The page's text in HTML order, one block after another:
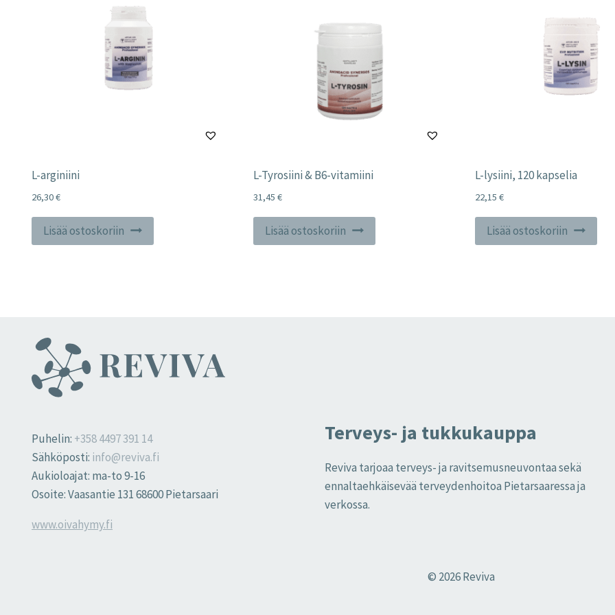
L-arginiini
26,30€
Lisää ostoskoriin
L-Tyrosiini & B6-vitamiini
31,45 €
Lisää ostoskoriin
L-lysiini, 120 kapselia
22,15 €
Lisää ostoskoriin
Puhelin: +358 4497 391 14
Sähköposti: info@reviva.fi
Aukioloajat: ma-to 9-16
Osoite: Vaasantie 131 68600 Pietarsaari
www.oivahymy.fi
Terveys- ja tukkukauppa
Reviva tarjoaa terveys- ja ravitsemusneuvontaa sekä
ennaltaehkäisevää terveydenhoitoa Pietarsaaressa ja
verkossa.
© 2026 Reviva